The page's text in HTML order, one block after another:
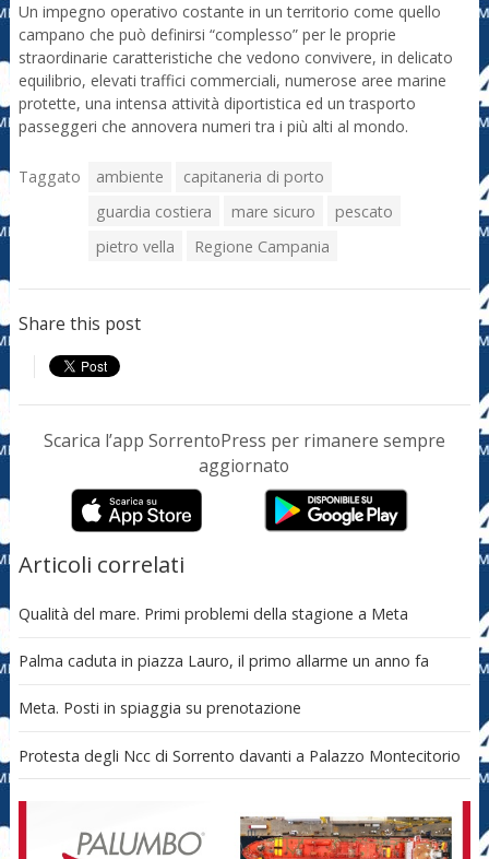
Un impegno operativo costante in un territorio come quello
campano che può definirsi “complesso” per le proprie
straordinarie caratteristiche che vedono convivere, in delicato
equilibrio, elevati traffici commerciali, numerose aree marine
protette, una intensa attività diportistica ed un trasporto
passeggeri che annovera numeri tra i più alti al mondo.
Taggato ambiente
capitaneria di porto
guardia costiera
mare sicuro
pescato
pietro vella
Regione Campania
Share this post
Scarica l’app SorrentoPress per rimanere sempre
aggiornato
Articoli correlati
Qualità del mare. Primi problemi della stagione a Meta
Palma caduta in piazza Lauro, il primo allarme un anno fa
Meta. Posti in spiaggia su prenotazione
Protesta degli Ncc di Sorrento davanti a Palazzo Montecitorio